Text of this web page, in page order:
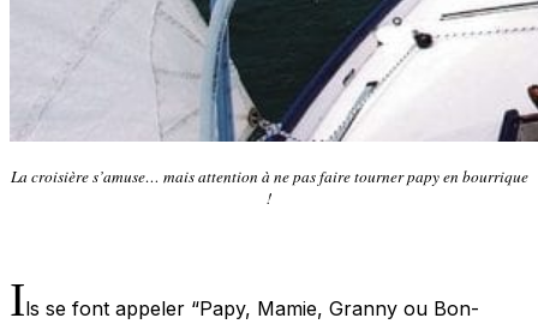
La croisière s’amuse… mais attention à ne pas faire tourner papy en bourrique
!
Ils se font appeler “Papy, Mamie, Granny ou Bon-